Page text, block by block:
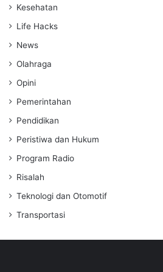
Kesehatan
Life Hacks
News
Olahraga
Opini
Pemerintahan
Pendidikan
Peristiwa dan Hukum
Program Radio
Risalah
Teknologi dan Otomotif
Transportasi